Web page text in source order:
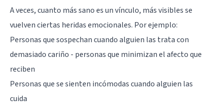
A veces, cuanto más sano es un vínculo, más visibles se
vuelven ciertas heridas emocionales. Por ejemplo:
Personas que sospechan cuando alguien las trata con
demasiado cariño - personas que minimizan el afecto que
reciben
Personas que se sienten incómodas cuando alguien las
cuida